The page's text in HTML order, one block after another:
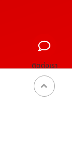
ติดต่อเรา